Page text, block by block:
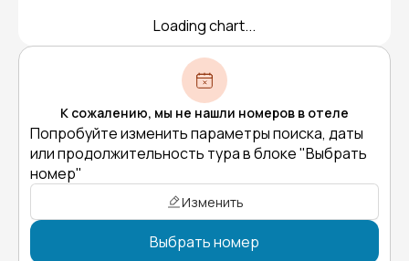
Loading chart...
К сожалению, мы не нашли номеров в отеле
Попробуйте изменить параметры поиска, даты
или продолжительность тура в блоке "Выбрать
номер"
Изменить
Выбрать номер